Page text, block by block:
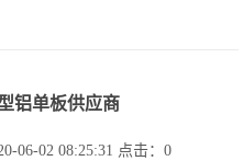
铝单板供应商
06-02 08:25:31 点击： 0